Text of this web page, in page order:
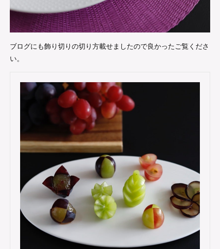
ブログにも飾り切りの切り方載せましたので良かったご覧くださ
い。